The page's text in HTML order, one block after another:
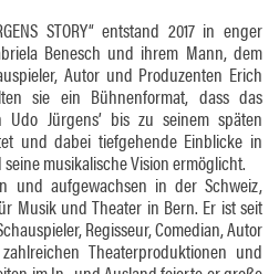
STORY“ entstand 2017 in enger
Benesch und ihrem Mann, dem
Autor und Produzenten Erich
sie ein Bühnenformat, dass das
Jürgens’ bis zu seinem späten
und dabei tiefgehende Einblicke in
musikalische Vision ermöglicht.
und aufgewachsen in der Schweiz,
Musik und Theater in Bern. Er ist seit
Regisseur, Comedian, Autor
Theaterproduktionen und